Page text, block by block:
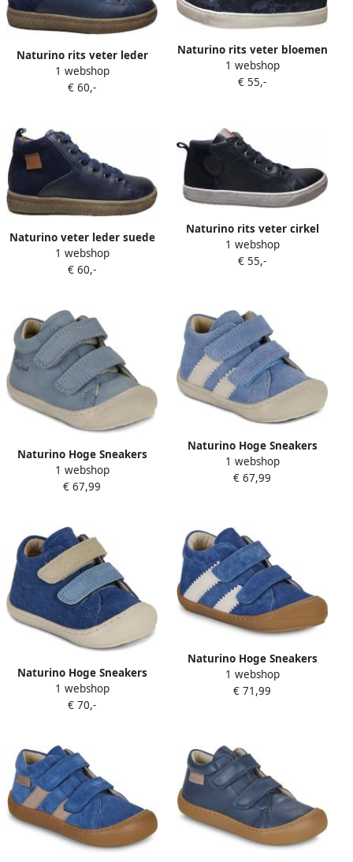
Naturino rits veter leder
suede effen hoge sneakers
Alder navy
1 webshop
€ 60,-
Naturino rits veter bloemen
print lederen hoge
sneakers Halle navy
1 webshop
€ 55,-
Naturino veter leder suede
effen hoge sneakers Alder
navy
1 webshop
€ 60,-
Naturino rits veter cirkel
hoge sneakers Life Navy
1 webshop
€ 55,-
Naturino Hoge Sneakers
COCOON VL
1 webshop
€ 67,99
Naturino Hoge Sneakers
MACKS 3 VL
1 webshop
€ 67,99
Naturino Hoge Sneakers
CORKEL VL
1 webshop
€ 70,-
Naturino Hoge Sneakers
MACKS 2 VL SUEDE
1 webshop
€ 71,99